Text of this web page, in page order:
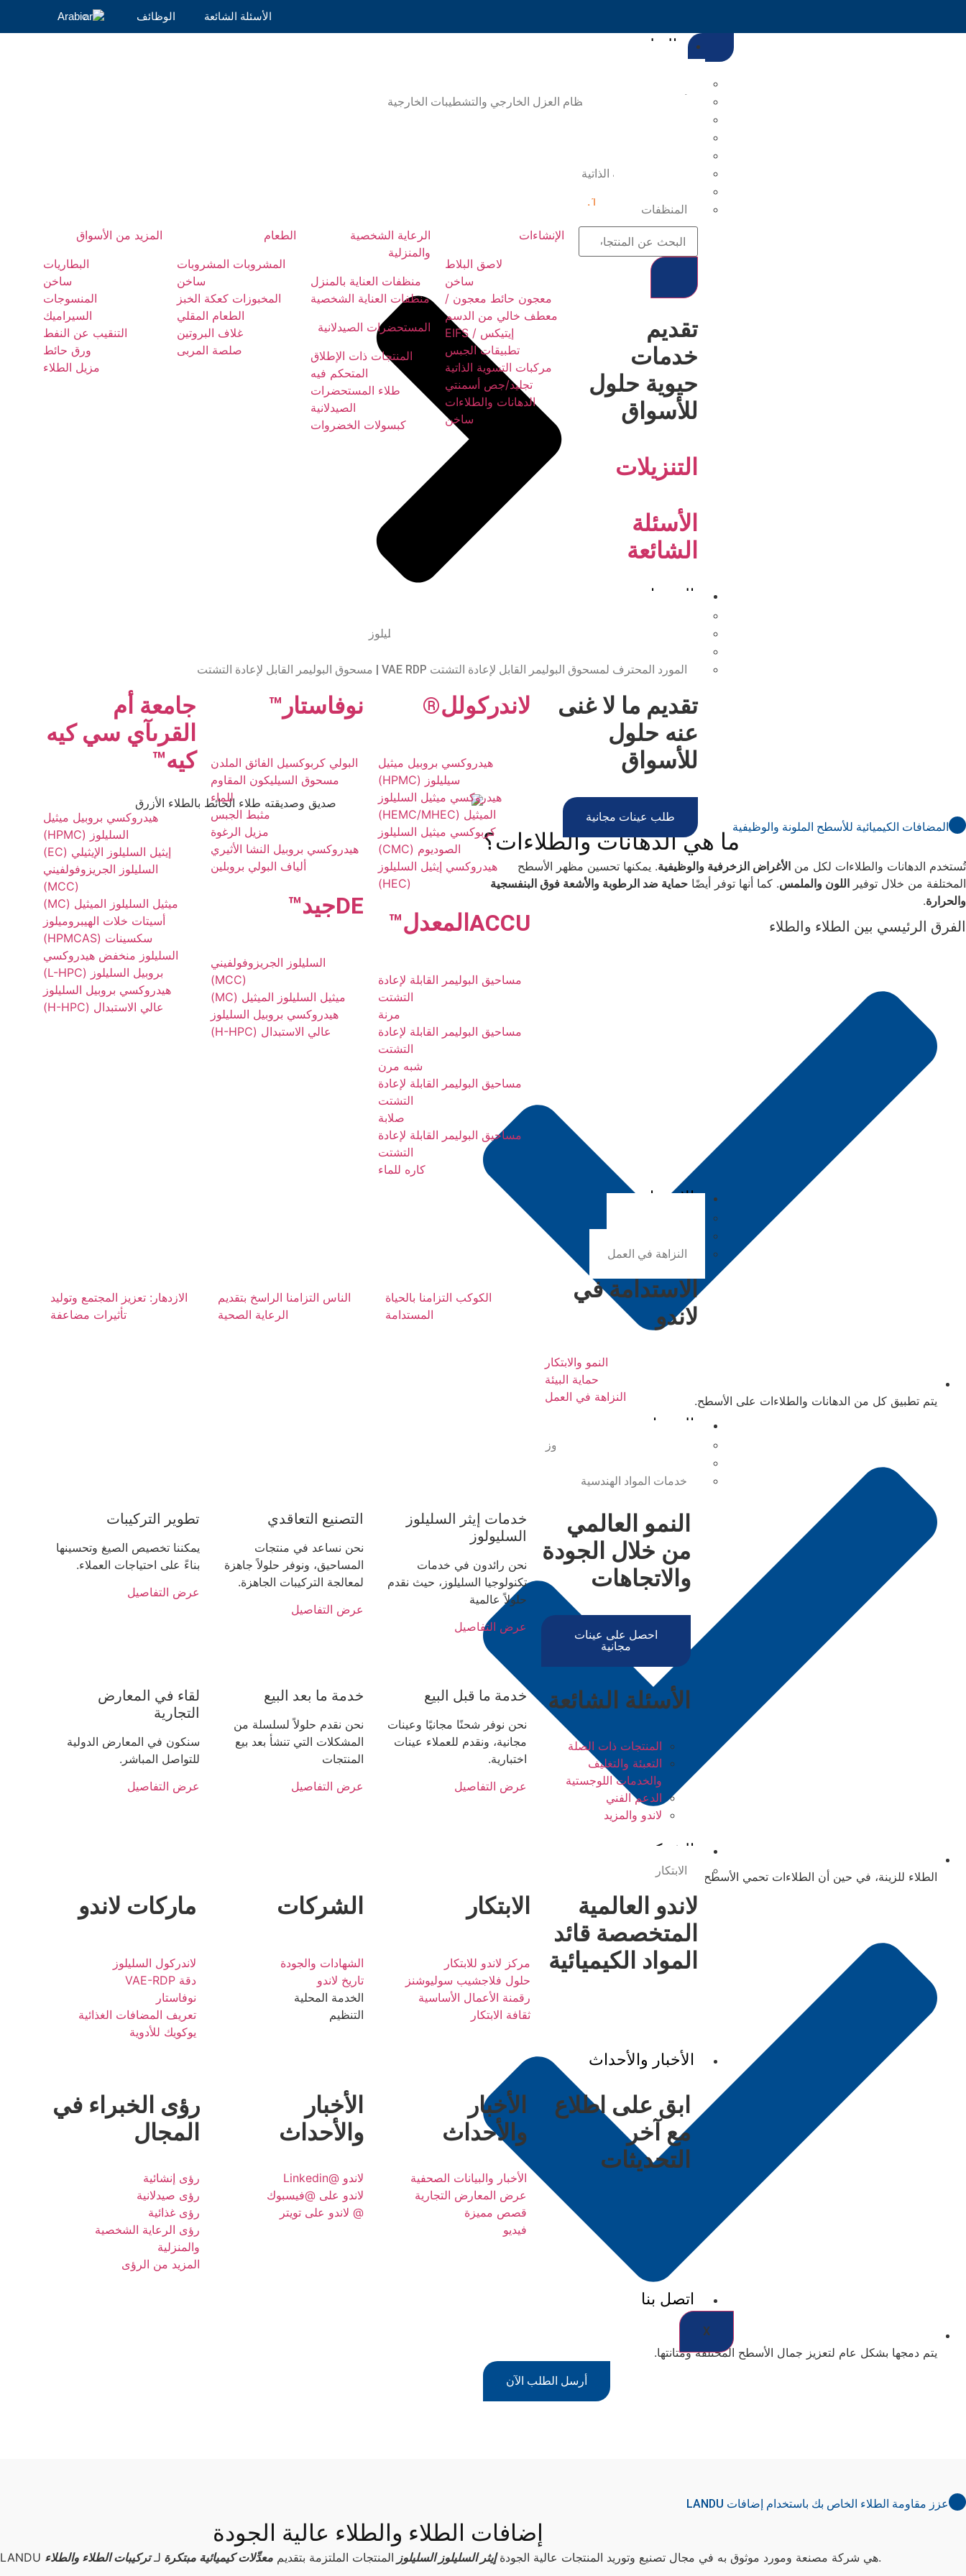
الأسئلة الشائعة الوظائف Arabic
التطبيق
مركبات التسوية الذاتية
المنظفات
تقديم
خدمات
حيوية حلول
للأسواق
التنزيلات
الأسئلة
الشائعة
الإنشاءات
لاصق البلاط
ساخن
معجون حائط معجون /
معطف خالي من الدسم
إيتيكس / EIFS
تطبيقات الجبس
مركبات التسوية الذاتية
تجليد/جص أسمنتي
الدهانات والطلاءات
ساخن
الرعاية الشخصية
والمنزلية
منظفات العناية بالمنزل
منظفات العناية الشخصية
المستحضرات الصيدلانية
المنتجات ذات الإطلاق
المتحكم فيه
طلاء المستحضرات
الصيدلانية
كبسولات الخضروات
الطعام
المشروبات المشروبات
ساخن
المخبوزات كعكة الخبز
الطعام المقلي
غلاف البروتين
صلصة المربى
المزيد من الأسواق
البطاريات
ساخن
المنسوجات
السيراميك
التنقيب عن النفط
ورق حائط
مزيل الطلاء
المنتجات
المورد المحترف لمسحوق البوليمر القابل لإعادة التشتت VAE RDP | مسحوق البوليمر القابل لإعادة التشتت
تقديم ما لا غنى
عنه حلول
للأسواق
طلب عينات مجانية
لاندركولل®
هيدروكسي بروبيل ميثيل
سيليلوز (HPMC)
هيدروكسي ميثيل السليلوز
الميثيل (HEMC/MHEC)
كربوكسي ميثيل السليلوز
الصوديوم (CMC)
هيدروكسي إيثيل السليلوز
(HEC)
ACCUالمعدل™
مساحيق البوليمر القابلة لإعادة
التشتت
مرنة
مساحيق البوليمر القابلة لإعادة
التشتت
شبه مرن
مساحيق البوليمر القابلة لإعادة
التشتت
صلابة
مساحيق البوليمر القابلة لإعادة
التشتت
كاره للماء
نوفاستار ™
البولي كربوكسيل الفائق الملدن
مسحوق السيليكون المقاوم
للماء
مثبط الجبس
مزيل الرغوة
هيدروكسي بروبيل النشا الأثيري
ألياف البولي بروبلين
DEجيد™
السليلوز الجريزوفولفيني
(MCC)
ميثيل السليلوز الميثيل (MC)
هيدروكسي بروبيل السليلوز
عالي الاستبدال (H-HPC)
جامعة أم
القرىآي سي كيه
كيه™
هيدروكسي بروبيل ميثيل
السليلوز (HPMC)
إيثيل السليلوز الإيثيلي (EC)
السليلوز الجريزوفولفيني
(MCC)
ميثيل السليلوز الميثيل (MC)
أسيتات خلات الهيبروميلوز
سكسينات (HPMCAS)
السليلوز منخفض هيدروكسي
بروبيل السليلوز (L-HPC)
هيدروكسي بروبيل السليلوز
عالي الاستبدال (H-HPC)
الاستدامة
النزاهة في العمل
الاستدامةفي
لاندو
النمو والابتكار
حماية البيئة
النزاهة في العمل
الكوكب التزامنا بالحياة
المستدامة
الناس التزامنا الراسخ بتقديم
الرعاية الصحية
الازدهار: تعزيز المجتمع وتوليد
تأثيرات مضاعفة
الخدمات
خدمات إيثر السليلوز السليولوز
خدمات المواد الهندسية
النمو العالمي
من خلال الجودة
والاتجاهات
احصل على عينات
مجانية
خدمات إيثر السليلوز
السليولوز
نحن رائدون في خدمات
تكنولوجيا السليلوز، حيث نقدم
حلولاً عالمية
عرض التفاصيل
التصنيع التعاقدي
نحن نساعد في منتجات
المساحيق، ونوفر حلولاً جاهزة
لمعالجة التركيبات الجاهزة.
عرض التفاصيل
تطوير التركيبات
يمكننا تخصيص الصيغ وتحسينها
بناءً على احتياجات العملاء.
عرض التفاصيل
الأسئلة الشائعة
المنتجات ذات الصلة
التعبئة والتغليف
والخدمات اللوجستية
الدعم الفني
لاندو والمزيد
خدمة ما قبل البيع
نحن نوفر شحنًا مجانيًا وعينات
مجانية، ونقدم للعملاء عينات
اختبارية.
عرض التفاصيل
خدمة ما بعد البيع
نحن نقدم حلولاً لسلسلة من
المشكلات التي تنشأ بعد بيع
المنتجات
عرض التفاصيل
لقاء في المعارض
التجارية
سنكون في المعارض الدولية
للتواصل المباشر.
عرض التفاصيل
الشركة
الابتكار
لاندو العالمية
المتخصصة قائد
المواد الكيميائية
الابتكار
مركز لاندو للابتكار
حلول فلاجشيب سوليوشنز
رقمنة الأعمال الأساسية
ثقافة الابتكار
الشركات
الشهادات والجودة
تاريخ لاندو
الخدمة المحلية
التنظيم
ماركات لاندو
لاندركول السليلوز
دقة VAE-RDP
نوفاستار
تعريف المضافات الغذائية
يوكويك للأدوية
الأخبار والأحداث
ابق على اطلاع
مع آخر
التحديثات
الأخبار
والأحداث
الأخبار والبيانات الصحفية
عرض المعارض التجارية
قصص مميزة
فيديو
الأخبار
والأحداث
لاندو @Linkedin
لاندو على @فيسبوك
@ لاندو على تويتر
رؤى الخبراء في
المجال
رؤى إنشائية
رؤى صيدلانية
رؤى غذائية
رؤى الرعاية الشخصية
والمنزلية
المزيد من الرؤى
اتصل بنا
X
مضافات الطلاء والطلاءات
المضافات الكيميائية للأسطح الملونة والوظيفية
ما هي الدهانات والطلاءات؟
تُستخدم الدهانات والطلاءات لكل من الأغراض الزخرفية والوظيفية. يمكنها تحسين مظهر الأسطح
المختلفة من خلال توفير اللون والملمس. كما أنها توفر أيضًا حماية ضد الرطوبة والأشعة فوق البنفسجية
والحرارة.
الفرق الرئيسي بين الطلاء والطلاء
يتم تطبيق كل من الدهانات والطلاءات على الأسطح.
الطلاء للزينة، في حين أن الطلاءات تحمي الأسطح.
يتم دمجها بشكل عام لتعزيز جمال الأسطح المختلفة ومتانتها.
أرسل الطلب الآن
عزز مقاومة الطلاء الخاص بك باستخدام إضافات LANDU
إضافات الطلاء والطلاء عالية الجودة
LANDU هي شركة مصنعة ومورد موثوق به في مجال تصنيع وتوريد المنتجات عالية الجودةإيثر السليلوز السليلوز المنتجات الملتزمة بتقديم معدِّلات كيميائية مبتكرة لـتركيبات الطلاء والطلاء .